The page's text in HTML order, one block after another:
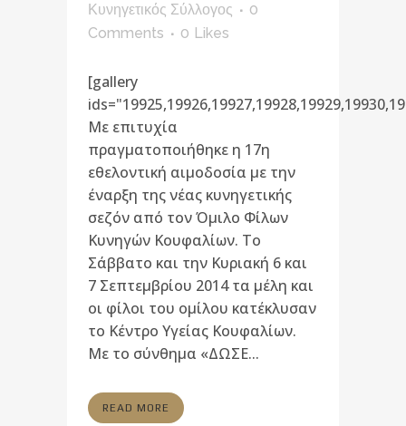
Κυνηγετικός Σύλλογος
0
Comments
0 Likes
[gallery
Με επιτυχία
πραγματοποιήθηκε η 17η
εθελοντική αιμοδοσία με την
έναρξη της νέας κυνηγετικής
σεζόν από τον Όμιλο Φίλων
Κυνηγών Κουφαλίων. Το
Σάββατο και την Κυριακή 6 και
7 Σεπτεμβρίου 2014 τα μέλη και
οι φίλοι του ομίλου κατέκλυσαν
το Κέντρο Υγείας Κουφαλίων.
Με το σύνθημα «ΔΩΣΕ...
READ MORE